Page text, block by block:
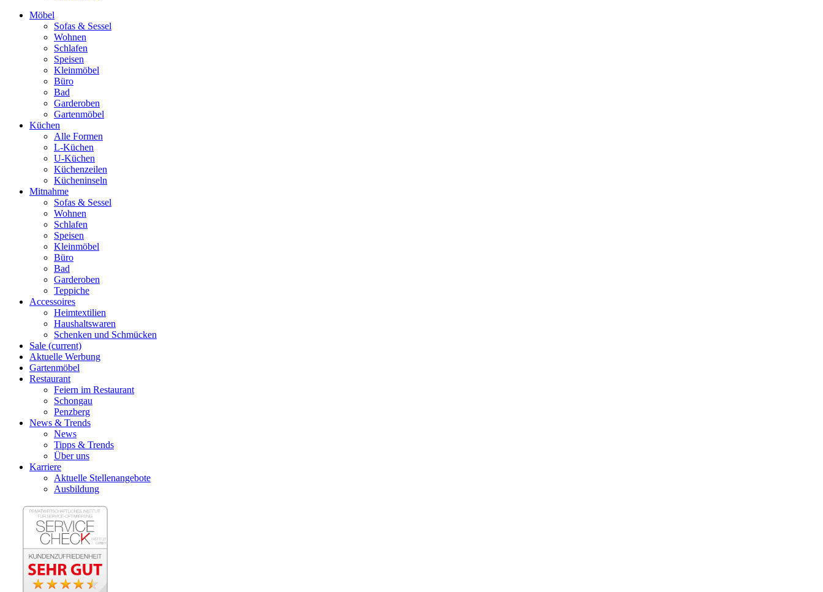
Möbel
Sofas & Sessel
Wohnen
Schlafen
Speisen
Kleinmöbel
Büro
Bad
Garderoben
Gartenmöbel
Küchen
Alle Formen
L-Küchen
U-Küchen
Küchenzeilen
Kücheninseln
Mitnahme
Sofas & Sessel
Wohnen
Schlafen
Speisen
Kleinmöbel
Büro
Bad
Garderoben
Teppiche
Accessoires
Heimtextilien
Haushaltswaren
Schenken und Schmücken
Sale (current)
Aktuelle Werbung
Gartenmöbel
Restaurant
Feiern im Restaurant
Schongau
Penzberg
News & Trends
News
Tipps & Trends
Über uns
Karriere
Aktuelle Stellenangebote
Ausbildung